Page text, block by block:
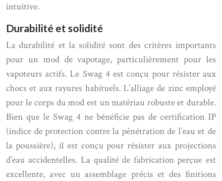
intuitive.
Durabilité et solidité
La durabilité et la solidité sont des critères importants
pour un mod de vapotage, particulièrement pour les
vapoteurs actifs. Le Swag 4 est conçu pour résister aux
chocs et aux rayures habituels. L’alliage de zinc employé
pour le corps du mod est un matériau robuste et durable.
Bien que le Swag 4 ne bénéficie pas de certification IP
(indice de protection contre la pénétration de l’eau et de
la poussière), il est conçu pour résister aux projections
d’eau accidentelles. La qualité de fabrication perçue est
excellente, avec un assemblage précis et des finitions